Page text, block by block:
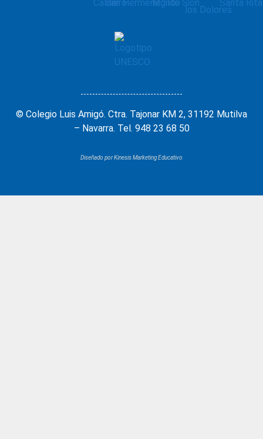
© Colegio Luis Amigó. Ctra. Tajonar KM 2, 31192 Mutilva
– Navarra. Tel. 948 23 68 50
Diseñado por Kinesis Marketing Educativo